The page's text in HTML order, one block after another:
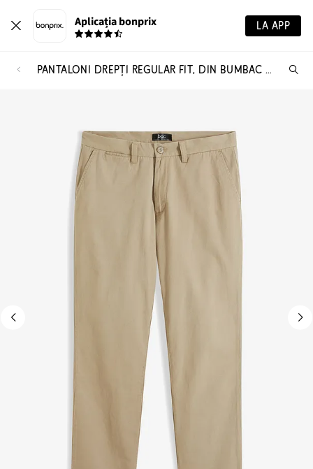
Aplicația bonprix LA APP
PANTALONI DREPȚI REGULAR FIT, DIN BUMBAC PUR